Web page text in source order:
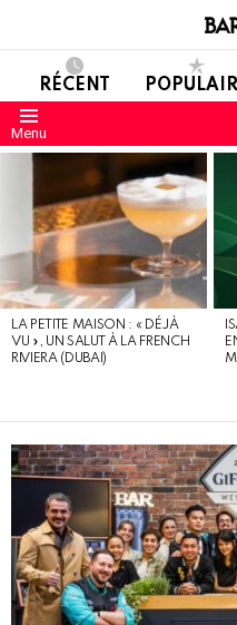
RÉCENT
Menu
DERNIERS
LA PETITE MAISON : « DÉJÀ
VU », UN SALUT À LA FRENCH
RIVIERA (DUBAI)